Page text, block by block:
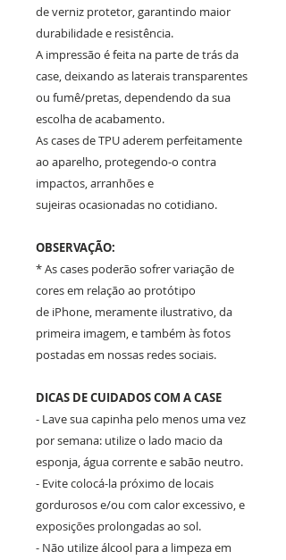
de verniz protetor, garantindo maior
durabilidade e resistência.
A impressão é feita na parte de trás da
case, deixando as laterais transparentes
ou fumê/pretas, dependendo da sua
escolha de acabamento.
As cases de TPU aderem perfeitamente
ao aparelho, protegendo-o contra
impactos, arranhões e
sujeiras ocasionadas no cotidiano.
OBSERVAÇÃO:
* As cases poderão sofrer variação de
cores em relação ao protótipo
de iPhone, meramente ilustrativo, da
primeira imagem, e também às fotos
postadas em nossas redes sociais.
DICAS DE CUIDADOS COM A CASE
- Lave sua capinha pelo menos uma vez
por semana: utilize o lado macio da
esponja, água corrente e sabão neutro.
- Evite colocá-la próximo de locais
gordurosos e/ou com calor excessivo, e
exposições prolongadas ao sol.
- Não utilize álcool para a limpeza em